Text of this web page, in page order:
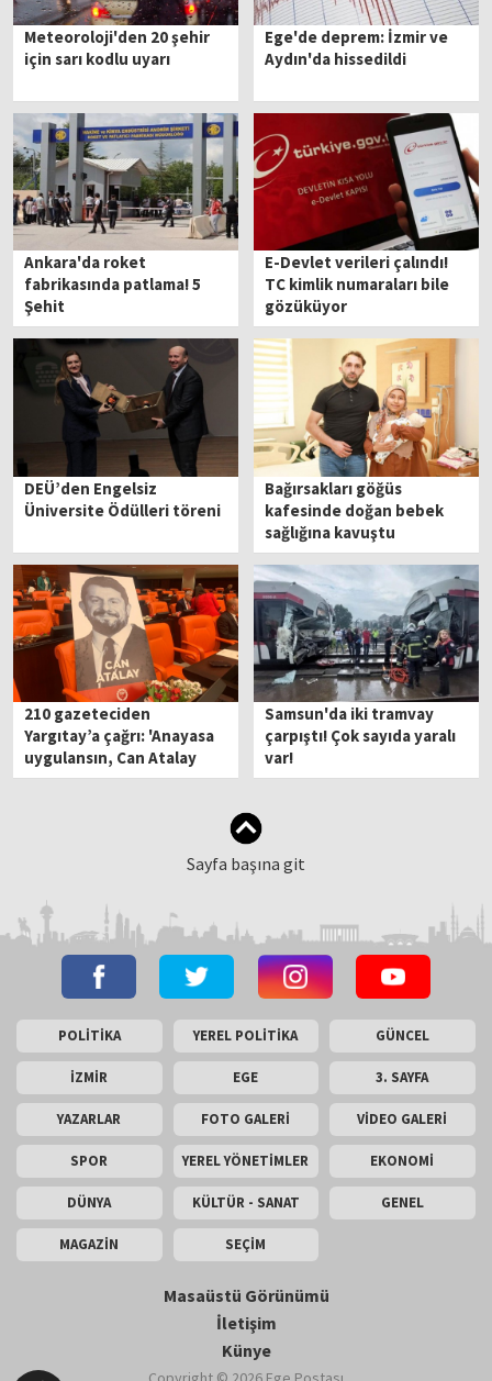
Meteoroloji'den 20 şehir
için sarı kodlu uyarı
Ege'de deprem: İzmir ve
Aydın'da hissedildi
Ankara'da roket
fabrikasında patlama! 5
Şehit
E-Devlet verileri çalındı!
TC kimlik numaraları bile
gözüküyor
DEÜ’den Engelsiz
Üniversite Ödülleri töreni
Bağırsakları göğüs
kafesinde doğan bebek
sağlığına kavuştu
210 gazeteciden
Yargıtay’a çağrı: 'Anayasa
uygulansın, Can Atalay
tahliye edilsin!'
Samsun'da iki tramvay
çarpıştı! Çok sayıda yaralı
var!
Sayfa başına git
POLİTİKA YEREL POLİTİKA GÜNCEL
İZMİR EGE 3. SAYFA
YAZARLAR FOTO GALERİ VİDEO GALERİ
SPOR YEREL YÖNETİMLER EKONOMİ
DÜNYA KÜLTÜR - SANAT GENEL
MAGAZİN SEÇİM
Masaüstü Görünümü
İletişim
Künye